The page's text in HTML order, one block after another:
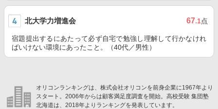
北大学力増進会 67.1点
宿題提出するにあたって必ず自宅で勉強し理解して行かなけれ
ばいけない環境にあったこと。（40代／男性）
オリコンランキングは、株式会社オリコンを前身企業に1967年より
スタート。2006年からは顧客満足度調査を開始。高校受験 集団塾
北海道は、2018年よりランキングを発表しています。